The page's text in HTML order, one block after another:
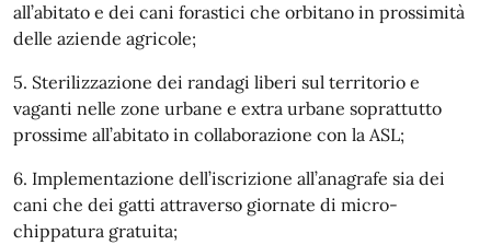
all’abitato e dei cani forastici che orbitano in prossimità
delle aziende agricole;
5. Sterilizzazione dei randagi liberi sul territorio e
vaganti nelle zone urbane e extra urbane soprattutto
prossime all’abitato in collaborazione con la ASL;
6. Implementazione dell’iscrizione all’anagrafe sia dei
cani che dei gatti attraverso giornate di micro-
chippatura gratuita;